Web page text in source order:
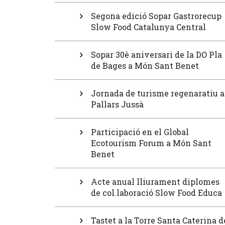
Segona edició Sopar Gastrorecup
Slow Food Catalunya Central
Sopar 30è aniversari de la DO Pla
de Bages a Món Sant Benet
Jornada de turisme regenaratiu
Pallars Jussà
Participació en el Global
Ecotourism Forum a Món Sant
Benet
Acte anual lliurament diplomes
de col.laboració Slow Food Educa
Tastet a la Torre Santa Caterina